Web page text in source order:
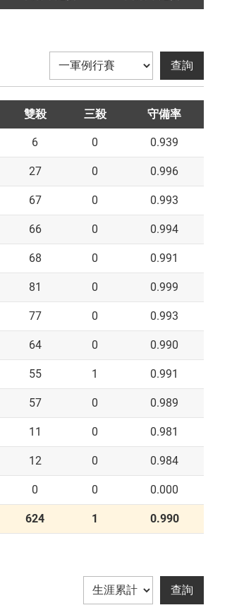
雙殺 三殺 守備率
6 0 0.939
27 0 0.996
67 0 0.993
66 0 0.994
68 0 0.991
81 0 0.999
77 0 0.993
64 0 0.990
55 1 0.991
57 0 0.989
11 0 0.981
12 0 0.984
0 0 0.000
624 1 0.990